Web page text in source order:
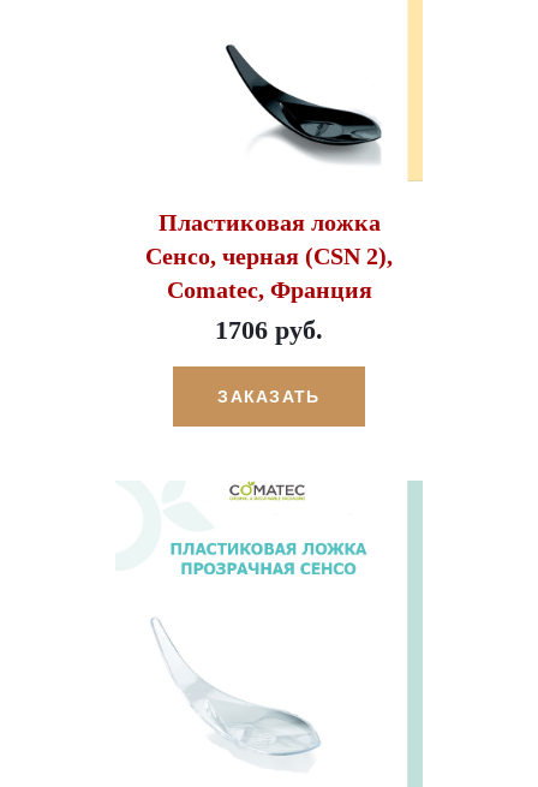
Пластиковая ложка
Сенсо, черная (CSN 2),
Comatec, Франция
1706 руб.
ЗАКАЗАТЬ